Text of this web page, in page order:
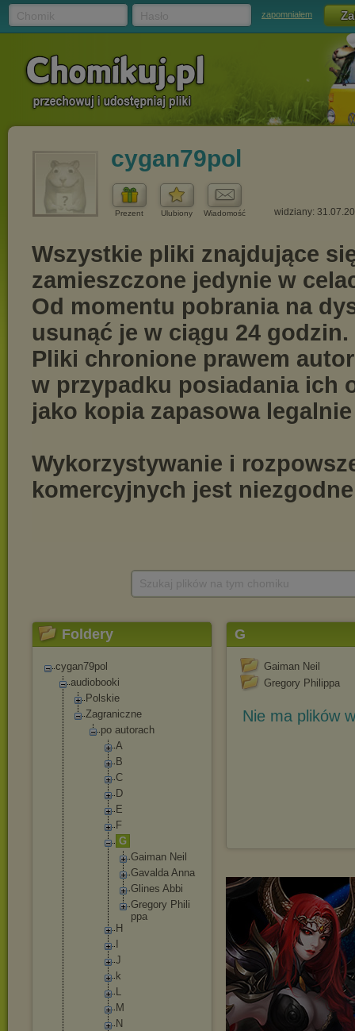
zapomniałem
cygan79pol
Prezent Ulubiony Wiadomość widziany:
Foldery
cygan79pol
audiobooki
Polskie
Zagraniczne
po autorach
A
B
C
D
E
F
G
Gaiman Neil
Gaval da Anna
Glines Abbi
Gregory Phili
ppa
H
J
k
L
M
N
G
Gaiman Neil
Gregory Philippa
Nie ma plików